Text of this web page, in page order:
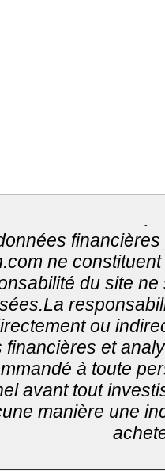
-
ne
du site
ou
et
à toute
avant tout
manière une